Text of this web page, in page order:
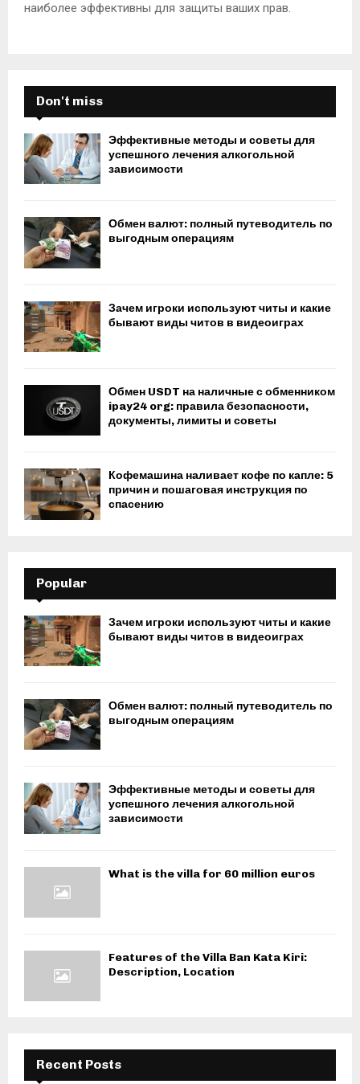
наиболее эффективны для защиты ваших прав.
Don't miss
Эффективные методы и советы для
успешного лечения алкогольной
зависимости
Обмен валют: полный путеводитель по
выгодным операциям
Зачем игроки используют читы и какие
бывают виды читов в видеоиграх
Обмен USDT на наличные с обменником
ipay24 org: правила безопасности,
документы, лимиты и советы
Кофемашина наливает кофе по капле: 5
причин и пошаговая инструкция по
спасению
Popular
Зачем игроки используют читы и какие
бывают виды читов в видеоиграх
Обмен валют: полный путеводитель по
выгодным операциям
Эффективные методы и советы для
успешного лечения алкогольной
зависимости
What is the villa for 60 million euros
Features of the Villa Ban Kata Kiri:
Description, Location
Recent Posts